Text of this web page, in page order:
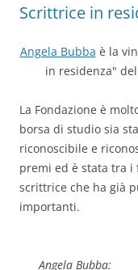
Scrittrice in
Angela Bubba è la
in residenza"
La Fondazione è
borsa di studio sia
riconoscibile e
premi ed è stata tra i
scrittrice che ha già
importanti.
Angela Bubba: